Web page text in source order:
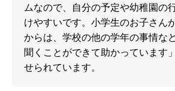
ムなので、自分の予定や幼稚園の
けやすいです。小学生のお子さん
からは、学校の他の学年の事情な
聞くことができて助かっています
せられています。